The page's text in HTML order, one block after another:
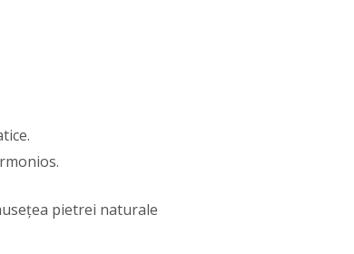
pietrei naturale